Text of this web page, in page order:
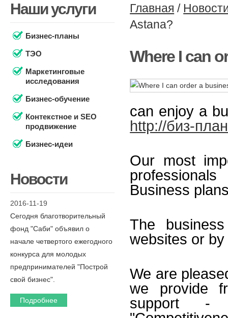
Наши услуги
Бизнес-планы
ТЭО
Маркетинговые
исследования
Бизнес-обучение
Контекстное и SEO
продвижение
Бизнес-идеи
Новости
2016-11-19
Сегодня благотворительный
фонд "Саби" объявил о
начале четвертого ежегодного
конкурса для молодых
предпринимателей "Построй
свой бизнес".
Подробнее
Главная /
Astana?
Where I can
can enjoy a
http://биз-
Our most
Business
The
websites or
We are
we provide
support
-